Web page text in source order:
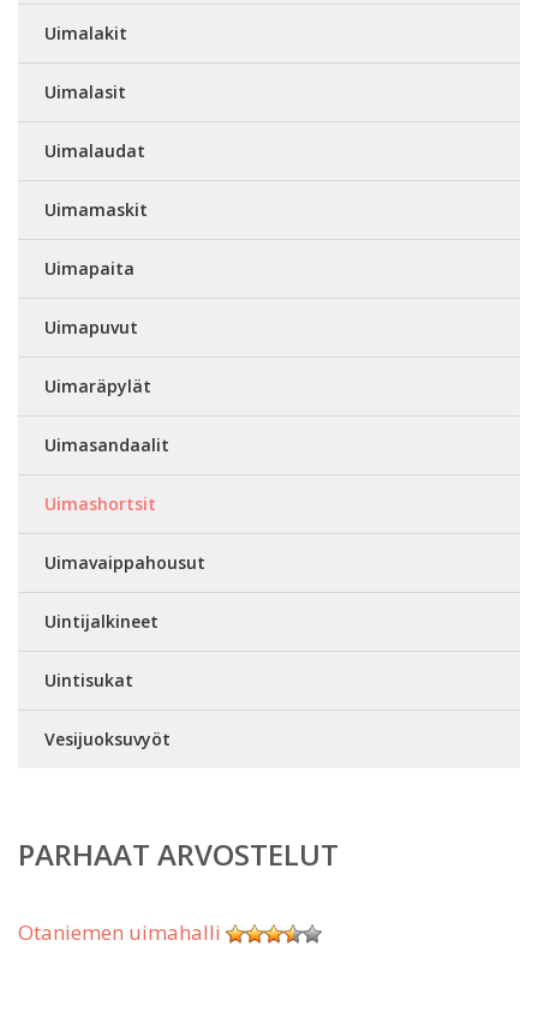
Uimalakit
Uimalasit
Uimalaudat
Uimamaskit
Uimapaita
Uimapuvut
Uimaräpylät
Uimasandaalit
Uimashortsit
Uimavaippahousut
Uintijalkineet
Uintisukat
Vesijuoksuvyöt
PARHAAT ARVOSTELUT
Otaniemen uimahalli